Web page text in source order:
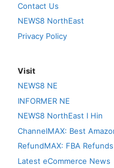
Contact Us
NEWS8 NorthEast
Privacy Policy
Visit
NEWS8 NE
INFORMER NE
NEWS8 NorthEast I Hin
ChannelMAX: Best
RefundMAX: FBA
Latest eCommerce News